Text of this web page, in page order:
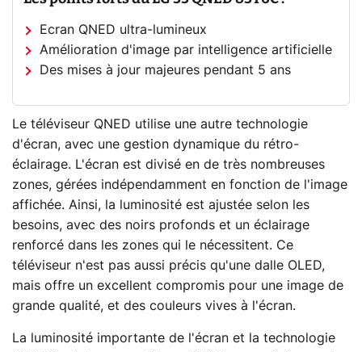
Ecran QNED ultra-lumineux
Amélioration d'image par intelligence artificielle
Des mises à jour majeures pendant 5 ans
Le téléviseur QNED utilise une autre technologie
d'écran, avec une gestion dynamique du rétro-
éclairage. L'écran est divisé en de très nombreuses
zones, gérées indépendamment en fonction de l'image
affichée. Ainsi, la luminosité est ajustée selon les
besoins, avec des noirs profonds et un éclairage
renforcé dans les zones qui le nécessitent. Ce
téléviseur n'est pas aussi précis qu'une dalle OLED,
mais offre un excellent compromis pour une image de
grande qualité, et des couleurs vives à l'écran.
La luminosité importante de l'écran et la technologie